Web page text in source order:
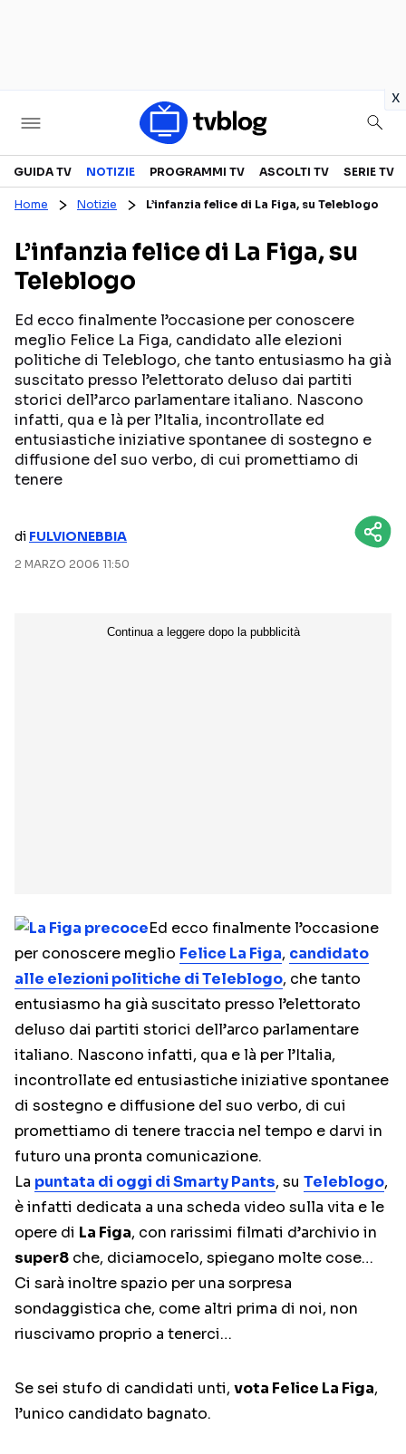
x
Televisione
CANALI TV
PROGRAMMI TV
PERSONAGGI TV
SERIE TV
FICTION
Streaming
NETFLIX
AMAZON PRIME VIDEO
RAIPLAY
MEDIASET INFINITY
DAZN
INTERVISTE
GUIDA TV NOTIZIE PROGRAMMI TV ASCOLTI TV SERIE TV
Home Notizie L’infanzia felice di La Figa, su Teleblogo
L’infanzia felice di La Figa, su
Teleblogo
Ed ecco finalmente l’occasione per conoscere
meglio Felice La Figa, candidato alle elezioni
politiche di Teleblogo, che tanto entusiasmo ha già
suscitato presso l’elettorato deluso dai partiti
storici dell’arco parlamentare italiano. Nascono
infatti, qua e là per l’Italia, incontrollate ed
entusiastiche iniziative spontanee di sostegno e
diffusione del suo verbo, di cui promettiamo di
tenere
di FULVIONEBBIA
2 MARZO 2006 11:50
Ed ecco finalmente l’occasione
per conoscere meglio Felice La Figa, candidato
alle elezioni politiche di Teleblogo, che tanto
entusiasmo ha già suscitato presso l’elettorato
deluso dai partiti storici dell’arco parlamentare
italiano. Nascono infatti, qua e là per l’Italia,
incontrollate ed entusiastiche iniziative spontanee
di sostegno e diffusione del suo verbo, di cui
promettiamo di tenere traccia nel tempo e darvi in
futuro una pronta comunicazione.
La puntata di oggi di Smarty Pants, su Teleblogo,
è infatti dedicata a una scheda video sulla vita e le
opere di La Figa, con rarissimi filmati d’archivio in
super8 che, diciamocelo, spiegano molte cose…
Ci sarà inoltre spazio per una sorpresa
sondaggistica che, come altri prima di noi, non
riuscivamo proprio a tenerci…
Se sei stufo di candidati unti, vota Felice La Figa,
l’unico candidato bagnato.